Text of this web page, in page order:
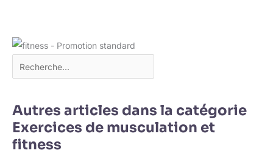
Autres articles dans la catégorie
Exercices de musculation et
fitness